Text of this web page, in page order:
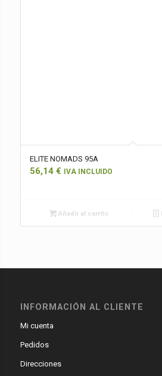
ELITE NOMADS 95A
56,14 € IVA INCLUIDO
Añadir al carrito
INFORMACIÓN AL CLIENTE
Mi cuenta
Pedidos
Direcciones